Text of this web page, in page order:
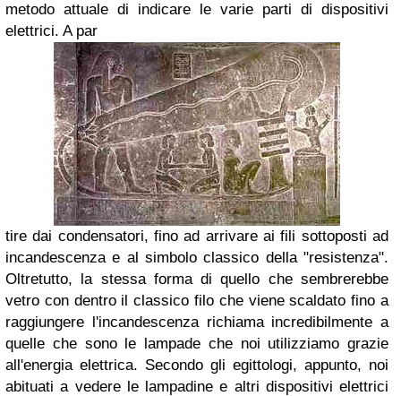
metodo attuale di indicare le varie parti di dispositivi
elettrici. A par
tire dai condensatori, fino ad arrivare ai fili sottoposti ad
incandescenza e al simbolo classico della "resistenza".
Oltretutto, la stessa forma di quello che sembrerebbe
vetro con dentro il classico filo che viene scaldato fino a
raggiungere l'incandescenza richiama incredibilmente a
quelle che sono le lampade che noi utilizziamo grazie
all'energia elettrica. Secondo gli egittologi, appunto, noi
abituati a vedere le lampadine e altri dispositivi elettrici